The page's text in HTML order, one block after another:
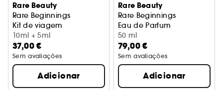
Rare Beauty
Rare Beginnings
Kit de viagem
10ml + 5ml
37,00 €
Sem avaliações
Adicionar
Rare Beauty
Rare Beginnings
Eau de Parfum
50 ml
79,00 €
Sem avaliações
Adicionar